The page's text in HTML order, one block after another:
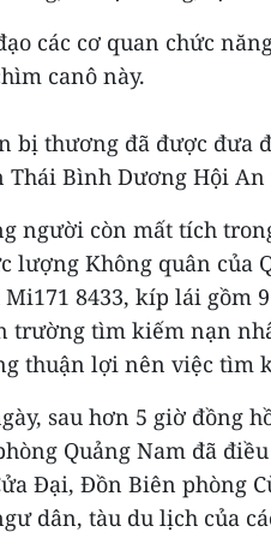
các cơ quan chức
canô này.
bị thương đã được đưa
Thái Bình Dương Hội
người còn mất tích
lượng Không quân của
8433, kíp lái gồm
trường tìm kiếm nạn
thuận lợi nên việc tìm
sau hơn 5 giờ đồng
Quảng Nam đã
Đại, Đồn Biên phòng
dân, tàu du lịch của